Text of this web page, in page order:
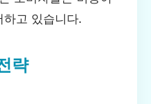
고 있습니다.
략